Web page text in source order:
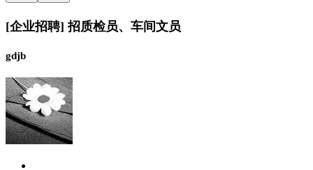
[企业招聘] 招质检员、车间文员
gdjb